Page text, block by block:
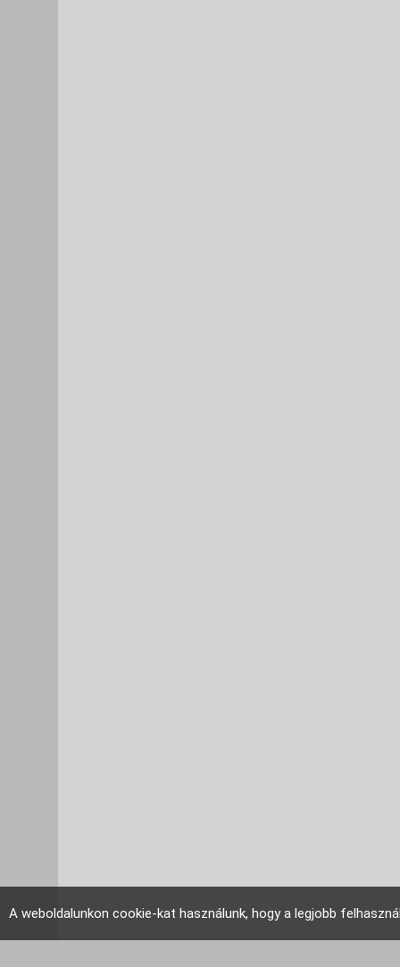
A weboldalunkon cookie-kat használunk, hogy a legjobb